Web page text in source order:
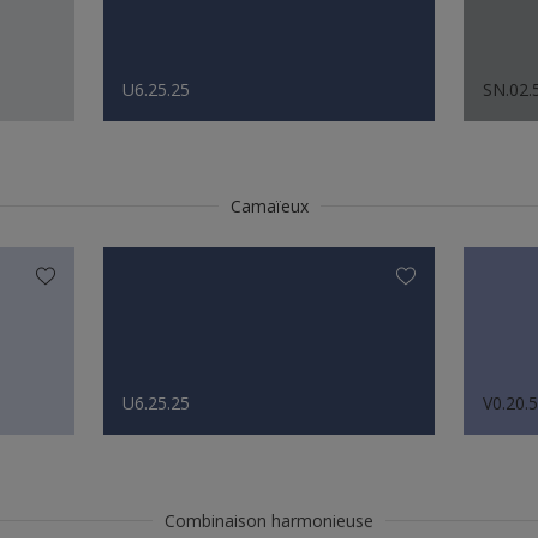
U6.25.25
Camaïeux
U6.25.25
Combinaison harmonieuse